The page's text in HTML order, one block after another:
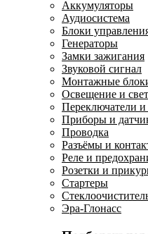
Аккумуляторы
Аудиосистема
Блоки
Генераторы
Замки зажигания
Звуковой сигнал
Монтажные
Освещение и
Переключатели
Приборы и
Проводка
Разъёмы и
Реле и
Розетки и
Стартеры
Эра-Глонасс